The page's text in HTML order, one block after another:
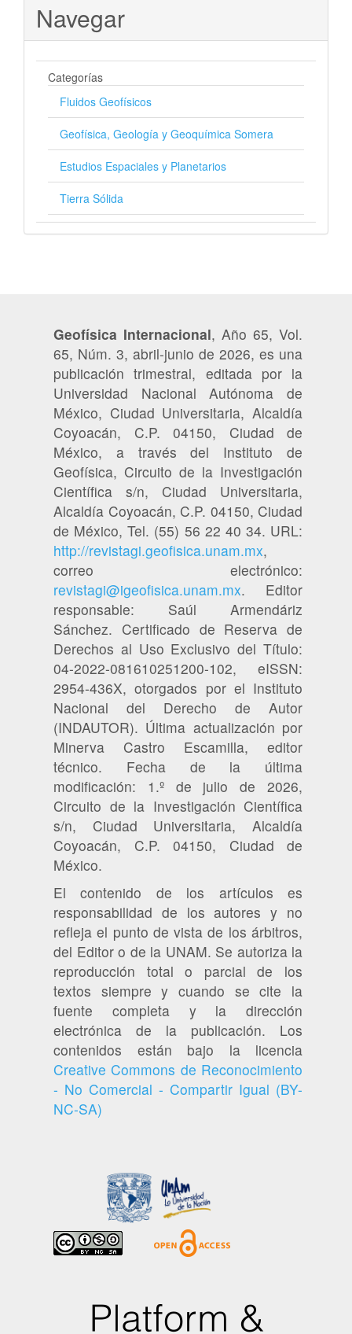
Navegar
Categorías
Fluidos Geofísicos
Geofísica, Geología y Geoquímica Somera
Estudios Espaciales y Planetarios
Tierra Sólida
Geofísica Internacional, Año 65, Vol.
65, Núm. 3, abril-junio de 2026, es una
publicación trimestral, editada por la
Universidad Nacional Autónoma de
México, Ciudad Universitaria, Alcaldía
Coyoacán, C.P. 04150, Ciudad de
México, a través del Instituto de
Geofísica, Circuito de la Investigación
Científica s/n, Ciudad Universitaria,
Alcaldía Coyoacán, C.P. 04150, Ciudad
de México, Tel. (55) 56 22 40 34. URL:
http://revistagi.geofisica.unam.mx,
correo electrónico:
revistagi@igeofisica.unam.mx. Editor
responsable: Saúl Armendáriz
Sánchez. Certificado de Reserva de
Derechos al Uso Exclusivo del Título:
04-2022-081610251200-102, eISSN:
2954-436X, otorgados por el Instituto
Nacional del Derecho de Autor
(INDAUTOR). Última actualización por
Minerva Castro Escamilla, editor
técnico. Fecha de la última
modificación: 1.º de julio de 2026,
Circuito de la Investigación Científica
s/n, Ciudad Universitaria, Alcaldía
Coyoacán, C.P. 04150, Ciudad de
México.
El contenido de los artículos es
responsabilidad de los autores y no
refleja el punto de vista de los árbitros,
del Editor o de la UNAM. Se autoriza la
reproducción total o parcial de los
textos siempre y cuando se cite la
fuente completa y la dirección
electrónica de la publicación. Los
contenidos están bajo la licencia
Creative Commons de Reconocimiento
- No Comercial - Compartir Igual (BY-
NC-SA)